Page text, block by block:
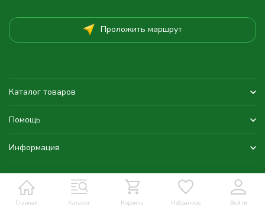
Главная Каталог Корзина Избранное Войти
Проложить маршрут
Каталог товаров
Помощь
Информация